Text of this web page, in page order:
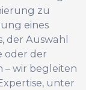
zu
eines
der Auswahl
oder der
wir begleiten
unter